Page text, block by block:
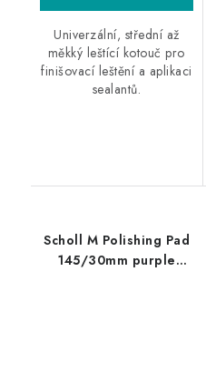
Univerzální, střední až
měkký leštící kotouč pro
finišovací leštění a aplikaci
sealantů.
Scholl M Polishing Pad
145/30mm purple